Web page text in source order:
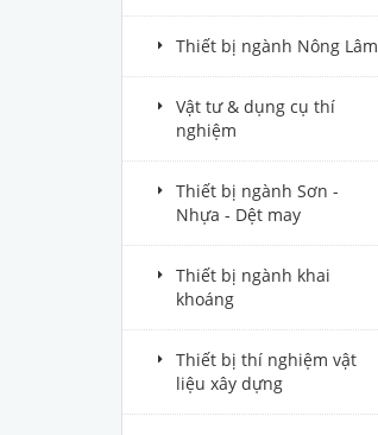
Thiết bị ngành Nông Lâm
Vật tư & dụng cụ thí
nghiệm
Thiết bị ngành Sơn -
Nhựa - Dệt may
Thiết bị ngành khai
khoáng
Thiết bị thí nghiệm vật
liệu xây dựng